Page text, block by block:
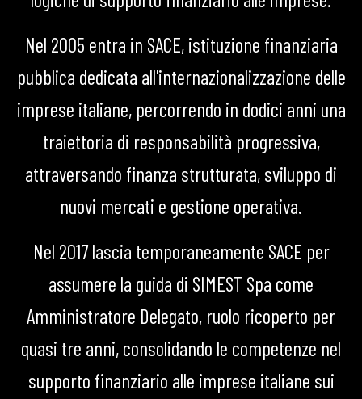
Nel 2005 entra in SACE, istituzione finanziaria
pubblica dedicata all'internazionalizzazione delle
imprese italiane, percorrendo in dodici anni una
traiettoria di responsabilità progressiva,
attraversando finanza strutturata, sviluppo di
nuovi mercati e gestione operativa.
Nel 2017 lascia temporaneamente SACE per
assumere la guida di SIMEST Spa come
Amministratore Delegato, ruolo ricoperto per
quasi tre anni, consolidando le competenze nel
supporto finanziario alle imprese italiane sui